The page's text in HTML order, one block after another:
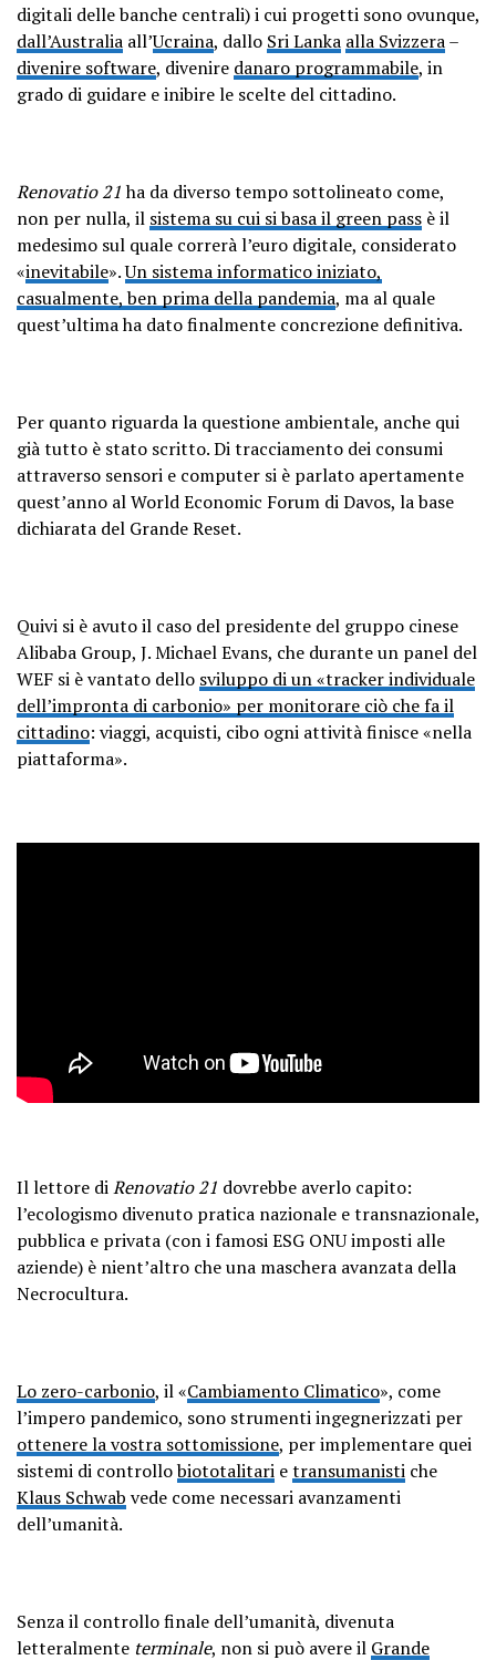
digitali delle banche centrali) i cui progetti sono ovunque,
dall’Australia all’Ucraina, dallo Sri Lanka alla Svizzera–
divenire software, divenire danaro programmabile, in
grado di guidare e inibire le scelte del cittadino.
Renovatio 21ha da diverso tempo sottolineato come,
non per nulla, il sistema su cui si basa il green pass è il
medesimo sul quale correrà l’euro digitale, considerato
«inevitabile».Un sistema informatico iniziato,
casualmente, ben prima della pandemia, ma al quale
quest’ultima ha dato finalmente concrezione definitiva.
Per quanto riguarda la questione ambientale, anche qui
già tutto è stato scritto. Di tracciamento dei consumi
attraverso sensori e computer si è parlato apertamente
quest’anno al World Economic Forum di Davos, la base
dichiarata del Grande Reset.
Quivi si è avuto il caso del presidente del gruppo cinese
Alibaba Group, J. Michael Evans, che durante un panel del
WEF si è vantato dello sviluppo di un «tracker individuale
dell’impronta di carbonio» per monitorare ciò che fa il
cittadino: viaggi, acquisti, cibo ogni attività finisce «nella
piattaforma».
Il lettore diRenovatio 21 dovrebbe averlo capito:
l’ecologismo divenuto pratica nazionale e transnazionale,
pubblica e privata (con i famosi ESG ONU imposti alle
aziende) è nient’altro che una maschera avanzata della
Necrocultura.
Lo zero-carbonio, il «Cambiamento Climatico», come
l’impero pandemico, sono strumenti ingegnerizzati per
ottenere la vostra sottomissione, per implementare quei
sistemi di controllobiototalitari etransumanisti che
Klaus Schwab vede come necessari avanzamenti
dell’umanità.
Senza il controllo finale dell’umanità, divenuta
letteralmente terminale, non si può avere il Grande